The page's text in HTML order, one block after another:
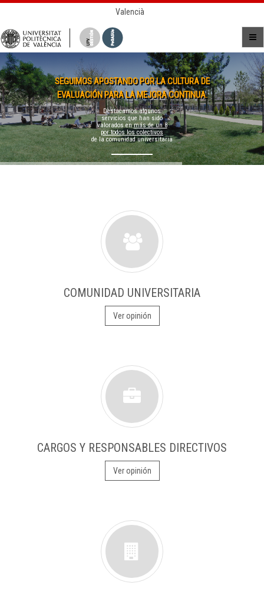
Valencià
SEGUIMOS APOSTANDO POR LA CULTURA DE
EVALUACIÓN PARA LA MEJORA CONTINUA.
Destacamos algunos
servicios que han sido
valorados enmás de un 8
por todos los colectivos
de la comunidad universitaria
COMUNIDAD UNIVERSITARIA
Ver opinión
CARGOS Y RESPONSABLES DIRECTIVOS
Ver opinión